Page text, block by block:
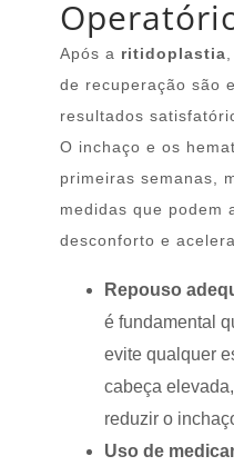
Após a ritidoplastia
de recuperação são
resultados
O inchaço e os
primeiras semanas,
medidas que podem
desconforto e
Repouso
é fundamental
evite qualquer
cabeça
reduzir o
Uso de